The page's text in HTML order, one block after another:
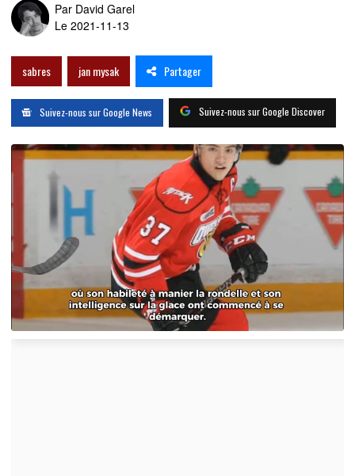
Par David Garel
Le 2021-11-13
sabres jan mysak Partager
Suivez-nous sur Google News Suivez-nous sur Google Discover